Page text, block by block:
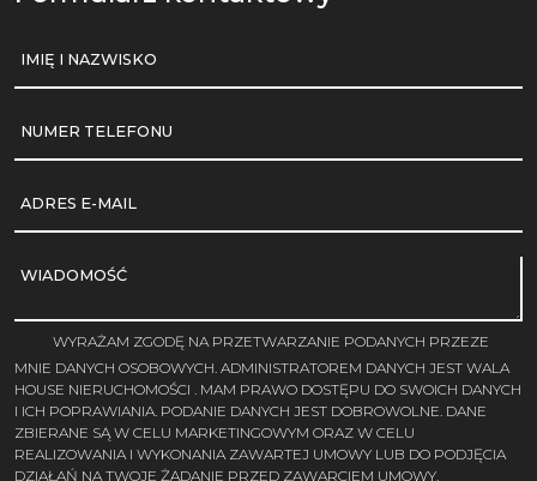
IMIĘ I NAZWISKO
NUMER TELEFONU
ADRES E-MAIL
WIADOMOŚĆ
WYRAŻAM ZGODĘ NA PRZETWARZANIE PODANYCH PRZEZE
MNIE DANYCH OSOBOWYCH. ADMINISTRATOREM DANYCH JEST WALA
HOUSE NIERUCHOMOŚCI . MAM PRAWO DOSTĘPU DO SWOICH DANYCH
I ICH POPRAWIANIA. PODANIE DANYCH JEST DOBROWOLNE. DANE
ZBIERANE SĄ W CELU MARKETINGOWYM ORAZ W CELU
REALIZOWANIA I WYKONANIA ZAWARTEJ UMOWY LUB DO PODJĘCIA
DZIAŁAŃ NA TWOJE ŻĄDANIE PRZED ZAWARCIEM UMOWY.